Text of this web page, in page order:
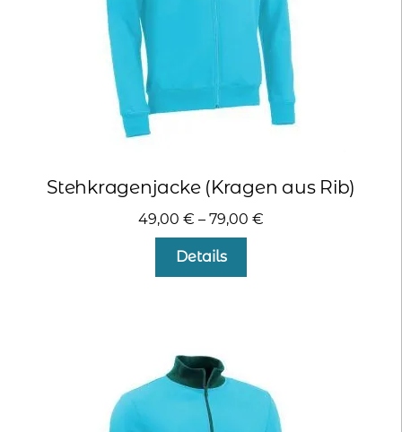
Produktseite
gewählt
werden
Stehkragenjacke (Kragen aus Rib)
49,00 € – 79,00 €
Details
Optionen
können